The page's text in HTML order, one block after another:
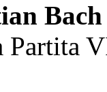
Bach
Partita